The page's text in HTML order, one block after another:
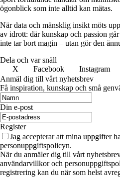
ögonblick som inte alltid kan mätas.
När data och mänsklig insikt möts
av idrott: där kunskap och passion
inte tar bort magin – utan gör den
Dela och var snäll
X
Facebook Instagram
Anmäl dig till vårt nyhetsbrev
Få inspiration, kunskap och små
Din e-post
Register
Jag accepterar att mina uppgifter
personuppgiftspolicyn.
När du anmäler dig till vårt
användarvillkor och
registrering kan du när som helst